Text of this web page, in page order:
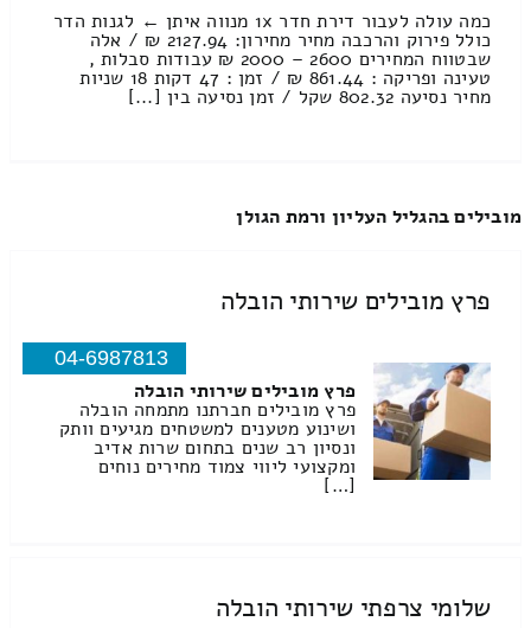
כמה עולה לעבור דירת חדר 1x מנווה איתן ← לגנות הדר
כולל פירוק והרכבה מחיר מחירון: 2127.94 ₪ / אלה
שבטווח המחירים 2600 – 2000 ₪ עבודות סבלות ,
טעינה ופריקה : 861.44 ₪ / זמן : 47 דקות 18 שניות
מחיר נסיעה 802.32 שקל / זמן נסיעה בין [...]
מובילים בהגליל העליון ורמת הגולן
פרץ מובילים שירותי הובלה
04-6987813
פרץ מובילים שירותי הובלה
פרץ מובילים חברתנו מתמחה הובלה
ושינוע מטענים למשטחים מגיעים וותק
ונסיון רב שנים בתחום שרות אדיב
ומקצועי ליווי צמוד מחירים נוחים
[…]
שלומי צרפתי שירותי הובלה